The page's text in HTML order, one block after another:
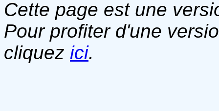
Cette page est une
Pour profiter d'une
cliquez ici.